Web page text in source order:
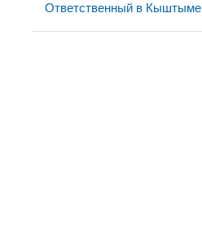
Ответственный в Кыштыме